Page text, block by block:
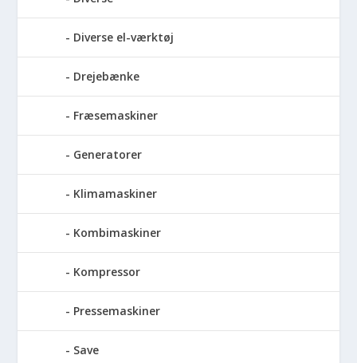
Diverse el-værktøj
Drejebænke
Fræsemaskiner
Generatorer
Klimamaskiner
Kombimaskiner
Kompressor
Pressemaskiner
Save